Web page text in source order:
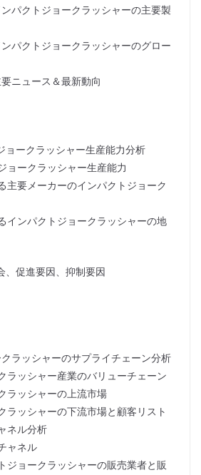
クトジョークラッシャーの主要製
クトジョークラッシャーのグロー
ュース＆最新動向
ョークラッシャー生産能力分析
ョークラッシャー生産能力
主要メーカーのインパクトジョーク
インパクトジョークラッシャーの地
、促進要因、抑制要因
ラッシャーのサプライチェーン分析
ラッシャー産業のバリューチェーン
ラッシャーの上流市場
ラッシャーの下流市場と顧客リスト
ネル分析
ャネル
ョークラッシャーの販売業者と販